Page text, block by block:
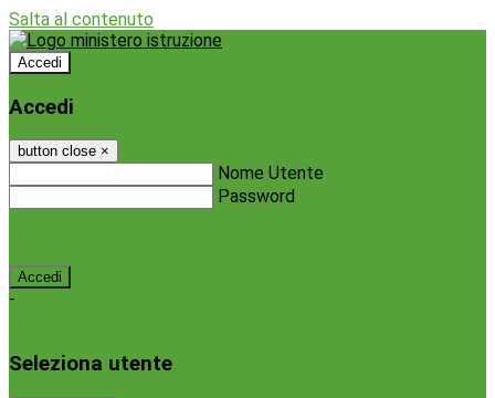
Salta al contenuto
Accedi
Accedi
button close ×
Nome Utente
Password
-
Seleziona utente